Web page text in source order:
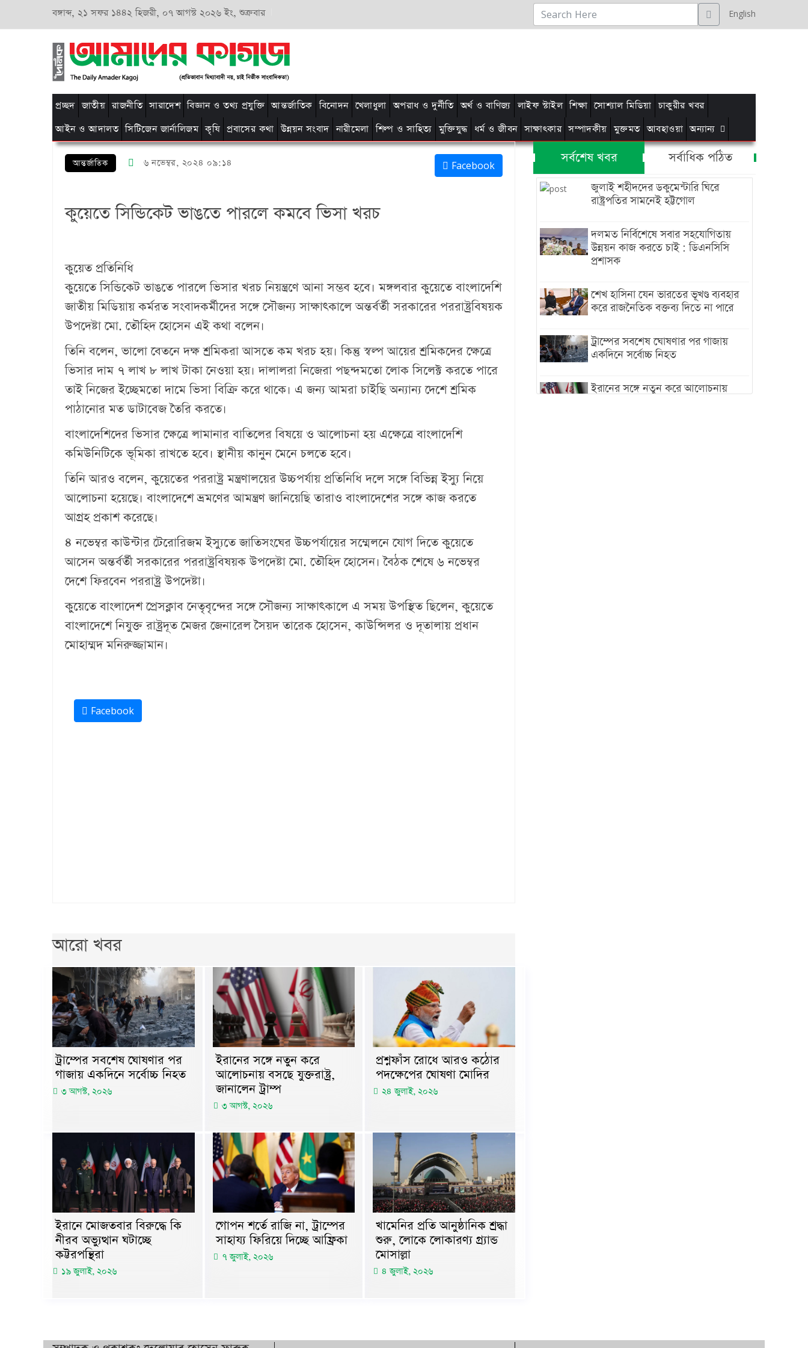
বঙ্গাব্দ, ২১ সফর ১৪৪২ হিজরী, ০৭ আগস্ট ২০২৬ ইং, শুক্রবার English
প্রচ্ছদ জাতীয় রাজনীতি সারাদেশ বিজ্ঞান ও তথ্য প্রযুক্তি আন্তর্জাতিক বিনোদন খেলাধুলা অপরাধ ও দুর্নীতি অর্থ ও বাণিজ্য লাইফ স্টাইল শিক্ষা সোশ্যাল মিডিয়া চাকুরীর খবর
আইন ও আদালত সিটিজেন জার্নালিজম কৃষি প্রবাসের কথা উন্নয়ন সংবাদ নারীমেলা শিল্প ও সাহিত্য মুক্তিযুদ্ধ ধর্ম ও জীবন সাক্ষাৎকার সম্পাদকীয় মুক্তমত আবহাওয়া অন্যান্য
আন্তর্জাতিক ৬ নভেম্বর, ২০২৪ ০৯:১৪ Facebook
কুয়েতে সিন্ডিকেট ভাঙতে পারলে কমবে ভিসা খরচ
কুয়েত প্রতিনিধি
কুয়েতে সিন্ডিকেট ভাঙতে পারলে ভিসার খরচ নিয়ন্ত্রণে আনা সম্ভব হবে। মঙ্গলবার কুয়েতে বাংলাদেশি
জাতীয় মিডিয়ায় কর্মরত সংবাদকর্মীদের সঙ্গে সৌজন্য সাক্ষাৎকালে অন্তর্বর্তী সরকারের পররাষ্ট্রবিষয়ক
উপদেষ্টা মো. তৌ‌হিদ হোসেন এই কথা বলেন।
তিনি বলেন, ভালো বেতনে দক্ষ শ্রমিকরা আসতে কম খরচ হয়। কিন্তু স্বল্প আয়ের শ্রমিকদের ক্ষেত্রে
ভিসার দাম ৭ লাখ ৮ লাখ টাকা নেওয়া হয়। দালালরা নিজেরা পছন্দমতো লোক সিলেক্ট করতে পারে
তাই নিজের ইচ্ছেমতো দামে ভিসা বিক্রি করে থাকে। এ জন্য আমরা চাইছি অন্যান্য দেশে শ্রমিক
পাঠানোর মত ডাটাবেজ তৈরি করতে।
বাংলাদেশিদের ভিসার ক্ষেত্রে লামানার বাতিলের বিষয়ে ও আলোচনা হয় এক্ষেত্রে বাংলাদেশি
কমিউনিটিকে ভূমিকা রাখতে হবে। স্থানীয় কানুন মেনে চলতে হবে।
তিনি আরও বলেন, কুয়েতের পররাষ্ট্র মন্ত্রণালয়ের উচ্চপর্যায় প্রতিনিধি দলে সঙ্গে বিভিন্ন ইস্যু নিয়ে
আলোচনা হয়েছে। বাংলাদেশে ভ্রমণের আমন্ত্রণ জানিয়েছি তারাও বাংলাদেশের সঙ্গে কাজ করতে
আগ্রহ প্রকাশ করেছে।
৪ নভেম্বর কাউন্টার টেরোরিজম ইস্যুতে জাতিসংঘের উচ্চপর্যায়ের সম্মেলনে যোগ দিতে কুয়েতে
আসেন অন্তর্বর্তী সরকারের পররাষ্ট্রবিষয়ক উপদেষ্টা মো. তৌ‌হিদ হোসেন। বৈঠক শেষে ৬ নভেম্বর
দেশে ফিরবেন পররাষ্ট্র উপদেষ্টা।
কুয়েতে বাংলাদেশ প্রেসক্লাব নেতৃবৃন্দের সঙ্গে সৌজন্য সাক্ষাৎকালে এ সময় উপস্থিত ছিলেন, কুয়েতে
বাংলাদেশে নিযুক্ত রাষ্ট্রদূত মেজর জেনারেল সৈয়দ তারেক হোসেন, কাউন্সিলর ও দূতালায় প্রধান
মোহাম্মদ মনিরুজ্জামান।
Facebook
আরো খবর
ট্রাম্পের সবশেষ ঘোষণার পর
গাজায় একদিনে সর্বোচ্চ নিহত
৩ আগস্ট, ২০২৬
ইরানের সঙ্গে নতুন করে
আলোচনায় বসছে যুক্তরাষ্ট্র,
জানালেন ট্রাম্প
৩ আগস্ট, ২০২৬
প্রশ্নফাঁস রোধে আরও কঠোর
পদক্ষেপের ঘোষণা মোদির
২৪ জুলাই, ২০২৬
ইরানে মোজতবার বিরুদ্ধে কি
নীরব অভ্যুত্থান ঘটাচ্ছে
কট্টরপন্থিরা
১৯ জুলাই, ২০২৬
গোপন শর্তে রাজি না, ট্রাম্পের
সাহায্য ফিরিয়ে দিচ্ছে আফ্রিকা
৭ জুলাই, ২০২৬
খামেনির প্রতি আনুষ্ঠানিক শ্রদ্ধা
শুরু, লোকে লোকারণ্য গ্র্যান্ড
মোসাল্লা
৪ জুলাই, ২০২৬
সর্বশেষ খবর সর্বাধিক পঠিত
জুলাই শহীদদের ডকুমেন্টারি ঘিরে
রাষ্ট্রপতির সামনেই হট্টগোল
দলমত নির্বিশেষে সবার সহযোগিতায়
উন্নয়ন কাজ করতে চাই : ডিএনসিসি
প্রশাসক
শেখ হাসিনা যেন ভারতের ভূখণ্ড ব্যবহার
করে রাজনৈতিক বক্তব্য দিতে না পারে
ট্রাম্পের সবশেষ ঘোষণার পর গাজায়
একদিনে সর্বোচ্চ নিহত
ইরানের সঙ্গে নতুন করে আলোচনায়